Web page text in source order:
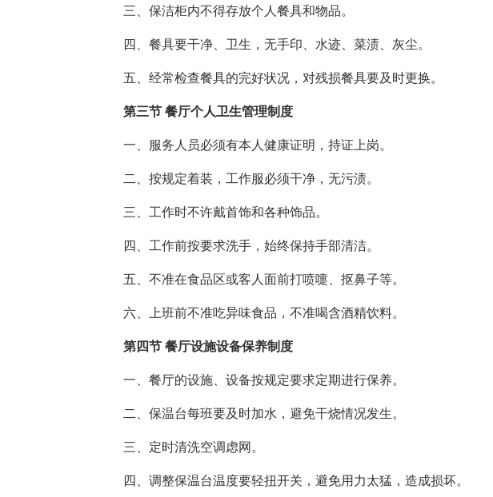
三、保洁柜内不得存放个人餐具和物品。
四、餐具要干净、卫生，无手印、水迹、菜渍、灰尘。
五、经常检查餐具的完好状况，对残损餐具要及时更换。
第三节 餐厅个人卫生管理制度
一、服务人员必须有本人健康证明，持证上岗。
二、按规定着装，工作服必须干净，无污渍。
三、工作时不许戴首饰和各种饰品。
四、工作前按要求洗手，始终保持手部清洁。
五、不准在食品区或客人面前打喷嚏、抠鼻子等。
六、上班前不准吃异味食品，不准喝含酒精饮料。
第四节 餐厅设施设备保养制度
一、餐厅的设施、设备按规定要求定期进行保养。
二、保温台每班要及时加水，避免干烧情况发生。
三、定时清洗空调虑网。
四、调整保温台温度要轻扭开关，避免用力太猛，造成损坏。